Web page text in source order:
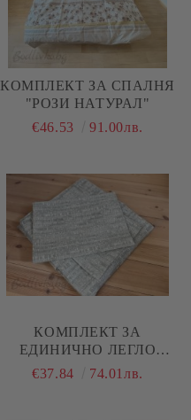
КОМПЛЕКТ ЗА СПАЛНЯ
"РОЗИ НАТУРАЛ"
€46.53
91.00лв.
КОМПЛЕКТ ЗА
ЕДИНИЧНО ЛЕГЛО
"МЕНТА МЕЛАНЖ"
€37.84 74.01лв.